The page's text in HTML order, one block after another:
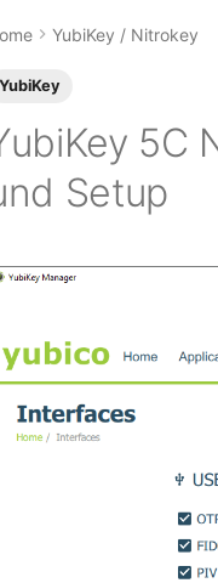
YubiKey / Nitrokey
YubiKey
5C
Setup